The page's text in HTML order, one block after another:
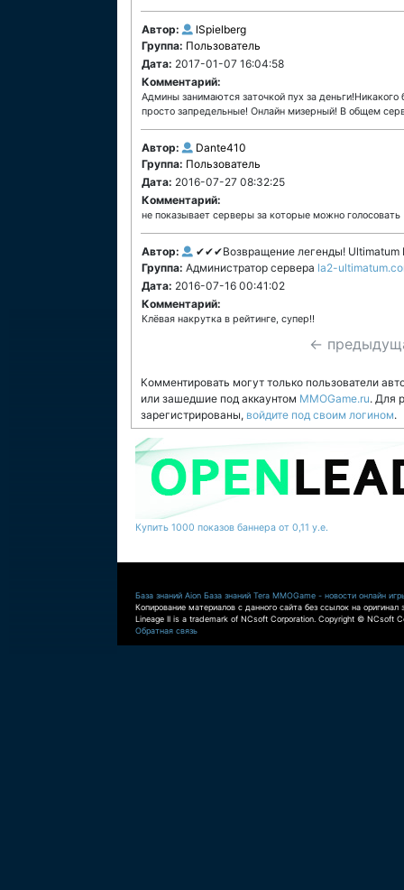
Автор:
lSpielberg
Группа: Пользователь
Дата: 2017-01-07 16:04:58
Комментарий:
Админы занимаются заточкой пух за
просто запредельные! Онлайн мизерный! В общем
Автор:
Dante410
Группа: Пользователь
Дата: 2016-07-27 08:32:25
Комментарий:
не показывает серверы за которые можно голосовать
Автор:
✔✔✔Возвращение легенды!
Группа: Администратор сервера la2-
Дата: 2016-07-16 00:41:02
Комментарий:
Клёвая накрутка в рейтинге, супер!!
←
Комментировать могут только пользователи
или зашедшие под аккаунтом MMOGame.ru. Для
зарегистрированы, войдите под своим логином.
Купить 1000 показов баннера от 0,11 у.е.
База знаний Aion База знаний Tera MMOGame - новости онлайн
Копирование материалов с данного сайта без ссылок на оригинал
Lineage II is a trademark of NCsoft Corporation. Copyright © NCsoft
Обратная связь